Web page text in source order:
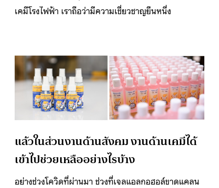
เคมีโรงไฟฟ้า เราถือว่ามีความเชี่ยวชาญยืนหนึ่ง
แล้วในส่วนงานด้านสังคม งานด้านเคมีได้
เข้าไปช่วยเหลืออย่างไรบ้าง
อย่างช่วงโควิดที่ผ่านมา ช่วงที่เจลแอลกอฮอล์ขาดแคลน